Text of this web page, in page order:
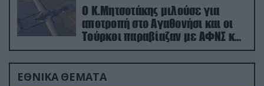
Ο Κ.Μητσοτάκης μιλούσε για
αποτροπή στο Αγαθονήσι και οι
Τούρκοι παραβίαζαν με ΑΦΝΣ και
drone
ΕΘΝΙΚΑ ΘΕΜΑΤΑ